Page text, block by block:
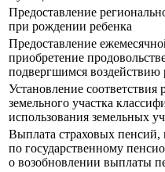
Предоставление
при рождении ребенка
Предоставление
приобретение
подвергшимся воздействию
Установление соответствия
земельного участка
использования земельных
Выплата страховых
по государственному
о возобновлении выплаты